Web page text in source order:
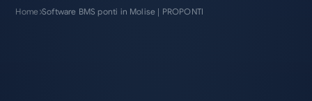
Home Software BMS ponti in Molise | PROPONTI